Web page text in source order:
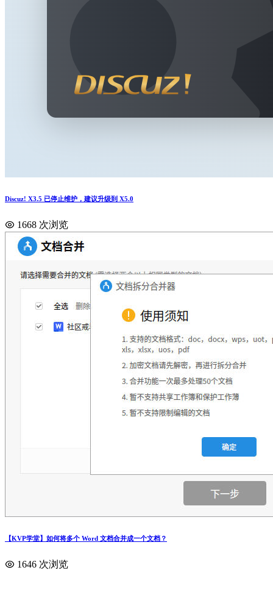
Discuz! X3.5 已停止维护，建议升级到 X5.0
1668 次浏览
【KVP学堂】如何将多个 Word 文档合并成一个文档？
1646 次浏览